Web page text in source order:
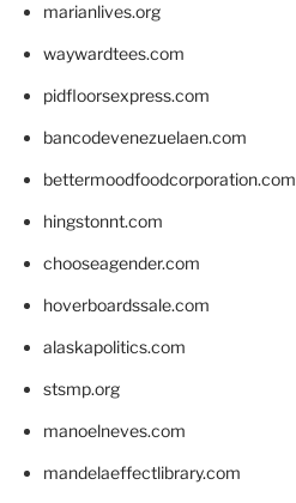
marianlives.org
waywardtees.com
pidfloorsexpress.com
bancodevenezuelaen.com
bettermoodfoodcorporation.com
hingstonnt.com
chooseagender.com
hoverboardssale.com
alaskapolitics.com
stsmp.org
manoelneves.com
mandelaeffectlibrary.com